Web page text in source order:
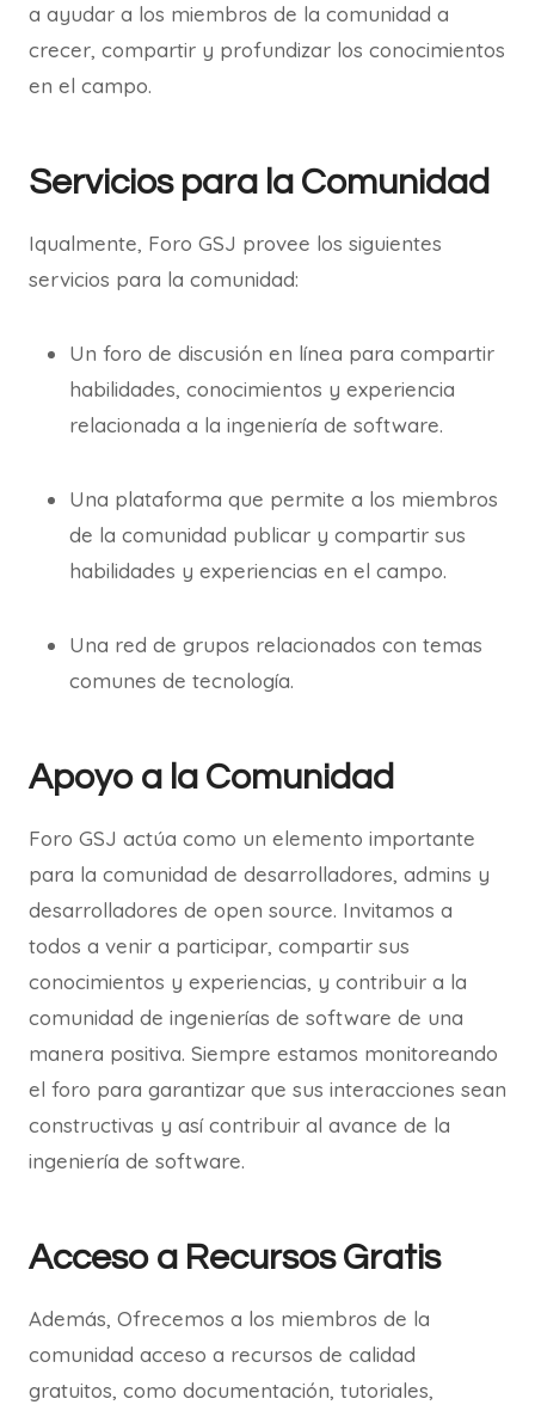
a ayudar a los miembros de la comunidad a
crecer, compartir y profundizar los conocimientos
en el campo.
Servicios para la Comunidad
Iqualmente, Foro GSJ provee los siguientes
servicios para la comunidad:
Un foro de discusión en línea para compartir
habilidades, conocimientos y experiencia
relacionada a la ingeniería de software.
Una plataforma que permite a los miembros
de la comunidad publicar y compartir sus
habilidades y experiencias en el campo.
Una red de grupos relacionados con temas
comunes de tecnología.
Apoyo a la Comunidad
Foro GSJ actúa como un elemento importante
para la comunidad de desarrolladores, admins y
desarrolladores de open source. Invitamos a
todos a venir a participar, compartir sus
conocimientos y experiencias, y contribuir a la
comunidad de ingenierías de software de una
manera positiva. Siempre estamos monitoreando
el foro para garantizar que sus interacciones sean
constructivas y así contribuir al avance de la
ingeniería de software.
Acceso a Recursos Gratis
Además, Ofrecemos a los miembros de la
comunidad acceso a recursos de calidad
gratuitos, como documentación, tutoriales,